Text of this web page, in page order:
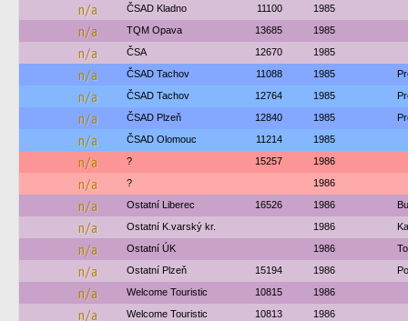
n/a ČSAD Kladno 11100 1985
n/a TQM Opava 13685 1985
n/a ČSA 12670 1985
n/a ČSAD Tachov 11088 1985
n/a ČSAD Tachov 12764 1985
n/a ČSAD Plzeň 12840 1985
n/a ČSAD Olomouc 11214 1985
n/a ? 15257 1986
n/a ? 1986
n/a Ostatní Liberec 16526 1986
n/a Ostatní K.varský kr. 1986
n/a Ostatní ÚK 1986
n/a Ostatní Plzeň 15194 1986
n/a Welcome Touristic 10815 1986
n/a Welcome Touristic 10813 1986